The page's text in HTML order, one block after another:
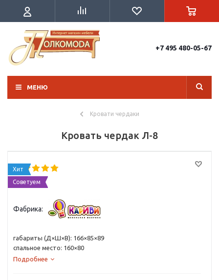
+7 495 480-05-67
МЕНЮ
Кровати чердаки
Кровать чердак Л-8
Хит
Советуем
Фабрика:
габариты (Д×Ш×В): 166×85×89
спальное место: 160×80
Подробнее